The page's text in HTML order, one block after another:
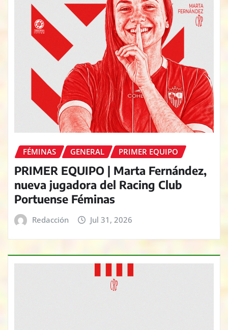
FÉMINAS GENERAL PRIMER EQUIPO
PRIMER EQUIPO | Marta Fernández,
nueva jugadora del Racing Club
Portuense Féminas
Redacción Jul 31, 2026